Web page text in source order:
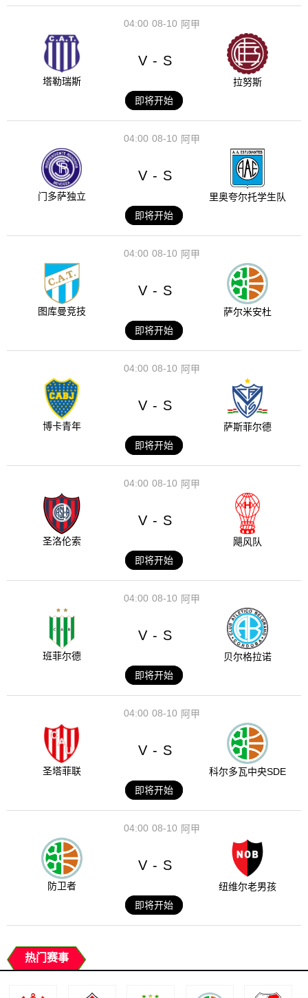
08-10
04:00 阿甲
塔勒瑞斯
V - S
拉努斯
即将开始
08-10
04:00 阿甲
门多萨独立
V - S
里奥夸尔托学生队
即将开始
08-10
04:00 阿甲
图库曼竞技
V - S
萨尔米安杜
即将开始
08-10
04:00 阿甲
博卡青年
V - S
萨斯菲尔德
即将开始
08-10
04:00 阿甲
圣洛伦索
V - S
飓风队
即将开始
08-10
04:00 阿甲
班菲尔德
V - S
贝尔格拉诺
即将开始
08-10
04:00 阿甲
圣塔菲联
V - S
科尔多瓦中央SDE
即将开始
08-10
04:00 阿甲
防卫者
V - S
纽维尔老男孩
即将开始
热门赛事